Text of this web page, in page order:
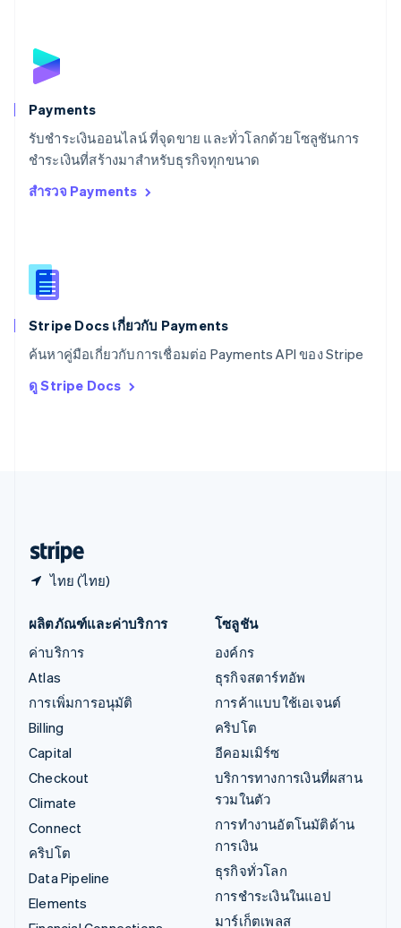
Payments
รับชำระเงินออนไลน์ ที่จุดขาย และทั่วโลกด้วยโซลูชันการ
ชำระเงินที่สร้างมาสำหรับธุรกิจทุกขนาด
สำรวจ Payments
Stripe Docs เกี่ยวกับ Payments
ค้นหาคู่มือเกี่ยวกับการเชื่อมต่อ Payments API ของ Stripe
ดู Stripe Docs
ไทย (ไทย)
Deutsch
สวีเดน
สหรัฐอเมริกา
English Español简体中文
สหรัฐอาหรับเอมิเรตส์
สหราชอาณาจักร
สิงคโปร์
English
ออสเตรเลีย
English
DeutschEnglish
ItalianoEnglish
ผลิตภัณฑ์และค่าบริการ
ค่าบริการ
Atlas
การเพิ่มการอนุมัติ
Billing
Capital
Checkout
Climate
Connect
คริปโต
Data Pipeline
Elements
โซลูชัน
องค์กร
ธุรกิจสตาร์ทอัพ
การค้าแบบใช้เอเจนต์
คริปโต
อีคอมเมิร์ซ
บริการทางการเงินที่ผสาน
รวมในตัว
การทำงานอัตโนมัติด้าน
การเงิน
ธุรกิจทั่วโลก
การชำระเงินในแอป
มาร์เก็ตเพลส